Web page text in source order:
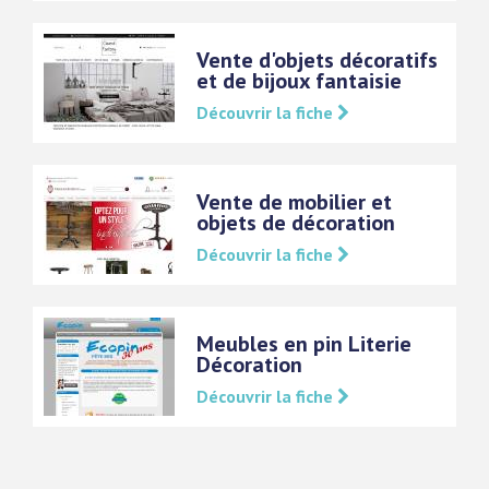
Vente d'objets décoratifs
et de bijoux fantaisie
Découvrir la fiche
Vente de mobilier et
objets de décoration
Découvrir la fiche
Meubles en pin Literie
Décoration
Découvrir la fiche